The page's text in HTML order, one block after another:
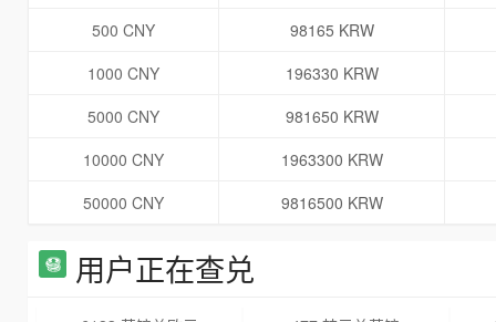
500 CNY
98165 KRW
1000 CNY
196330 KRW
5000 CNY
981650 KRW
10000 CNY
1963300 KRW
50000 CNY
9816500 KRW
用户正在查兑